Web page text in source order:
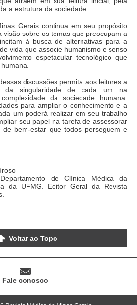
a estrutura da sociedade.
Gerais continua em seu propósito
visão sobre os temas que preocupam a
à busca de alternativas para a
vida que associe humanismo e senso
espetacular tecnológico que
discussões permita aos leitores a
da singularidade de cada um na
da sociedade humana.
para ampliar o conhecimento e a
um poderá realizar em seu trabalho
seu papel na tarefa de assessorar
de bem-estar que todos perseguem e
de Clínica Médica da
da UFMG. Editor Geral da Revista
Voltar ao Topo
Fale conosco